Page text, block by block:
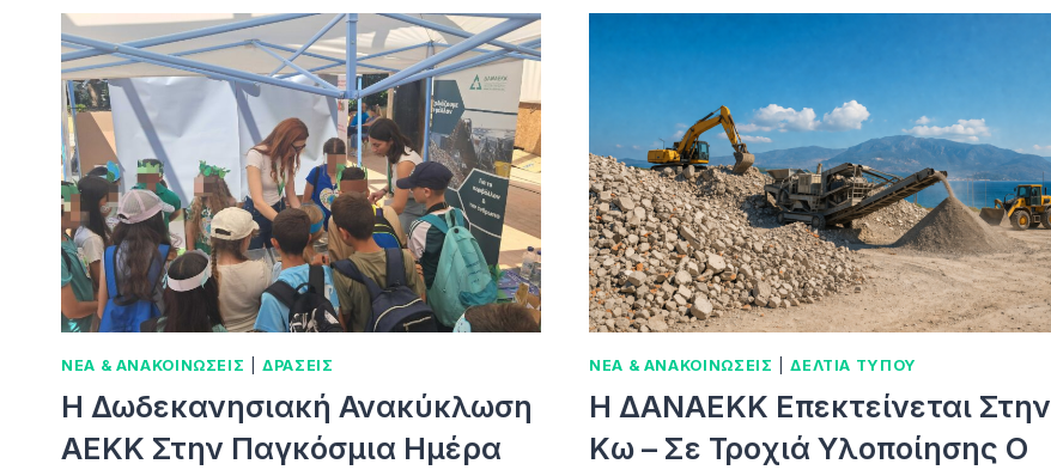
ΝΕΑ & ΑΝΑΚΟΙΝΩΣΕΙΣ |ΔΡΑΣΕΙΣ
Η Δωδεκανησιακή Ανακύκλωση
ΑΕΚΚ Στην Παγκόσμια Ημέρα
ΝΕΑ & ΑΝΑΚΟΙΝΩΣΕΙΣ |ΔΕΛΤΙΑ ΤΥΠΟΥ
Η ΔΑΝΑΕΚΚ Επεκτείνεται Στην
Κω – Σε Τροχιά Υλοποίησης Ο